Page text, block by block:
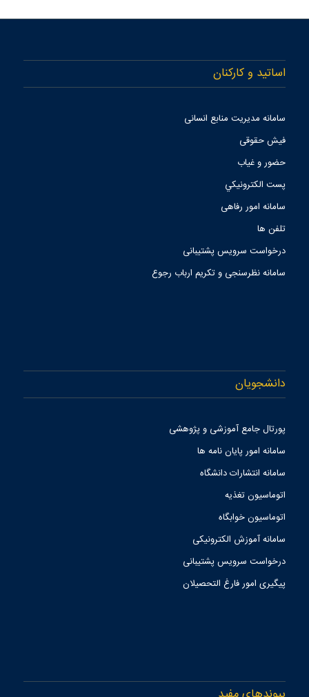
اساتید و کارکنان
سامانه مدیریت منابع انسانی
فیش حقوقی
حضور و غیاب
پست الكترونيكي
سامانه امور رفاهی
تلفن ها
درخواست سرویس پشتیبانی
سامانه نظرسنجی و تکریم ارباب رجوع
دانشجویان
پورتال جامع آموزشی و پژوهشی
سامانه امور پایان نامه ها
سامانه انتشارات دانشگاه
اتوماسیون تغذیه
اتوماسیون خوابگاه
سامانه آموزش الکترونیکی
درخواست سرویس پشتیبانی
پیگیری امور فارغ التحصیلان